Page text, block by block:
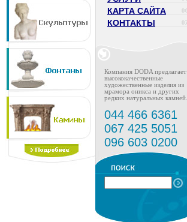
КАРТА САЙТА
КОНТАКТЫ
Компания DODA предлагает
высококачественные
художественные изделия из
мрамора оникса и других
редких натуральных камней.
044 466 6361
067 425 5051
096 603 0200